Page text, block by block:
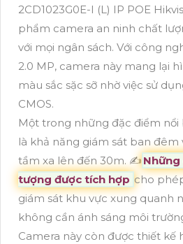
2CD1023G0E-I (L) IP POE
phẩm camera an ninh chất
với mọi ngân sách. Với công
2.0 MP, camera này mang lại
màu sắc sặc sỡ nhờ việc sử
CMOS.
Một trong những đặc điểm
là khả năng giám sát ban đêm
tầm xa lên đến 30m. ✍️
tượng được tích hợp cho
giám sát khu vực xung quanh
không cần ánh sáng môi
Camera này còn được thiết kế